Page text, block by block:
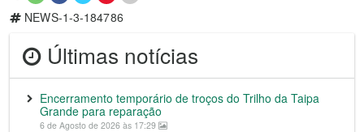
NEWS-1-3-184786
Últimas notícias
Encerramento temporário de troços do Trilho da Taipa
Grande para reparação
6 de Agosto de 2026 às 17:29